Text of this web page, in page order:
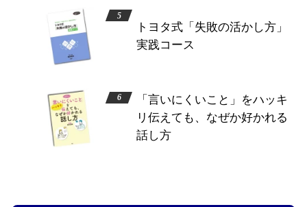
トヨタ式「失敗の活かし方」
実践コース
「言いにくいこと」をハッキ
リ伝えても、なぜか好かれる
話し方